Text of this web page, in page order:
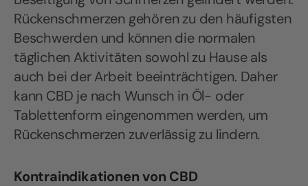
Rückenschmerzen gehören zu den häufigsten
Beschwerden und können die normalen
täglichen Aktivitäten sowohl zu Hause als
auch bei der Arbeit beeinträchtigen. Daher
kann CBD je nach Wunsch in Öl- oder
Tablettenform eingenommen werden, um
Rückenschmerzen zuverlässig zu lindern.
Kontraindikationen von CBD